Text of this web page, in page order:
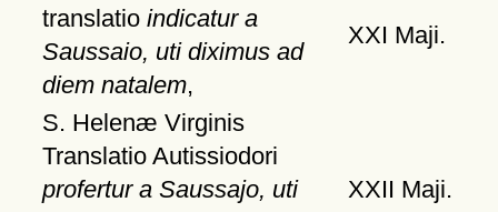
translatio indicatur a
Saussaio, uti diximus ad
diem natalem,
XXI Maji.
S. Helenæ Virginis
Translatio Autissiodori
profertur a Saussajo, uti
XXII Maji.